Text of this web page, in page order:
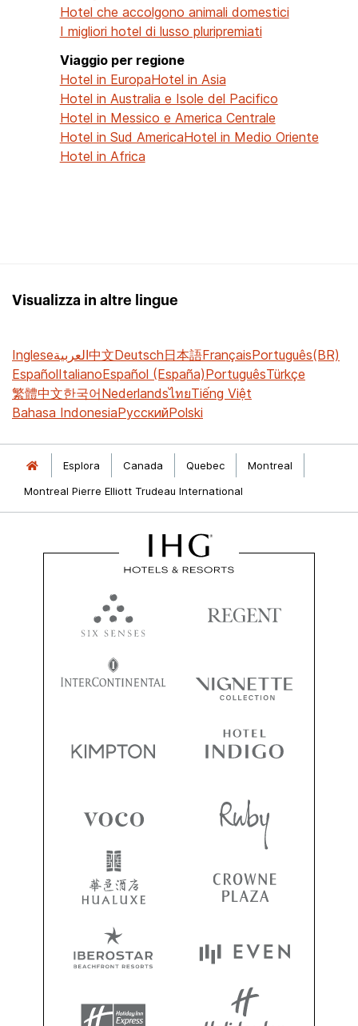
Hotel che accolgono animali domestici
I migliori hotel di lusso pluripremiati
Viaggio per regione
Hotel in EuropaHotel in Asia
Hotel in Australia e Isole del Pacifico
Hotel in Messico e America Centrale
Hotel in Sud AmericaHotel in Medio Oriente
Hotel in Africa
Visualizza in altre lingue
Ingleseالعربية中文Deutsch日本語FrançaisPortuguês(BR)
EspañolItalianoEspañol (España)PortuguêsTürkçe
繁體中文한국어NederlandsไทยTiếng Việt
Bahasa IndonesiaРусскийPolski
Esplora Canada Quebec
Montreal
Montreal Pierre Elliott Trudeau International